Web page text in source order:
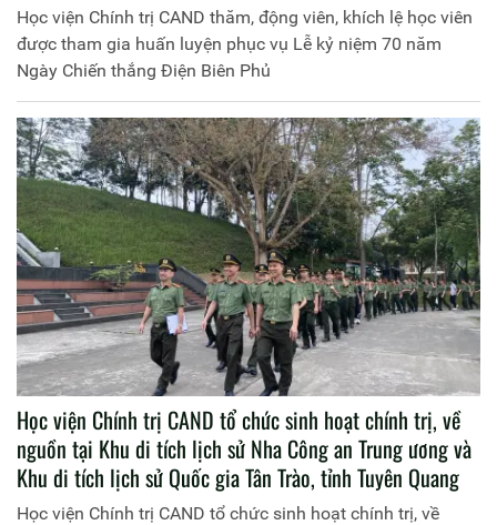
Học viện Chính trị CAND thăm, động viên, khích lệ học viên
được tham gia huấn luyện phục vụ Lễ kỷ niệm 70 năm
Ngày Chiến thắng Điện Biên Phủ
Học viện Chính trị CAND tổ chức sinh hoạt chính trị, về
nguồn tại Khu di tích lịch sử Nha Công an Trung ương và
Khu di tích lịch sử Quốc gia Tân Trào, tỉnh Tuyên Quang
Học viện Chính trị CAND tổ chức sinh hoạt chính trị, về